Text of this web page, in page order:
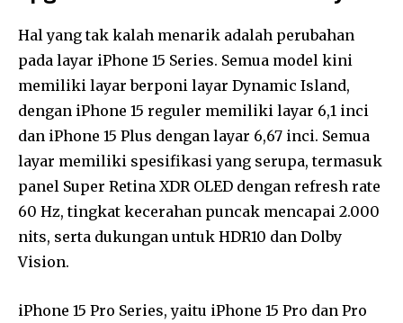
Hal yang tak kalah menarik adalah perubahan
pada layar iPhone 15 Series. Semua model kini
memiliki layar berponi layar Dynamic Island,
dengan iPhone 15 reguler memiliki layar 6,1 inci
dan iPhone 15 Plus dengan layar 6,67 inci. Semua
layar memiliki spesifikasi yang serupa, termasuk
panel Super Retina XDR OLED dengan refresh rate
60 Hz, tingkat kecerahan puncak mencapai 2.000
nits, serta dukungan untuk HDR10 dan Dolby
Vision.
iPhone 15 Pro Series, yaitu iPhone 15 Pro dan Pro